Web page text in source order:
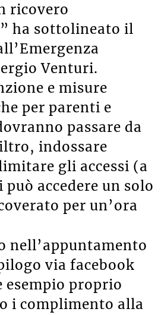
ricovero
ha sottolineato il
Venturi.
e misure
per parenti e
passare da
indossare
gli accessi (a
accedere un solo
per un’ora
nell’appuntamento
via facebook
esempio proprio
i complimento alla